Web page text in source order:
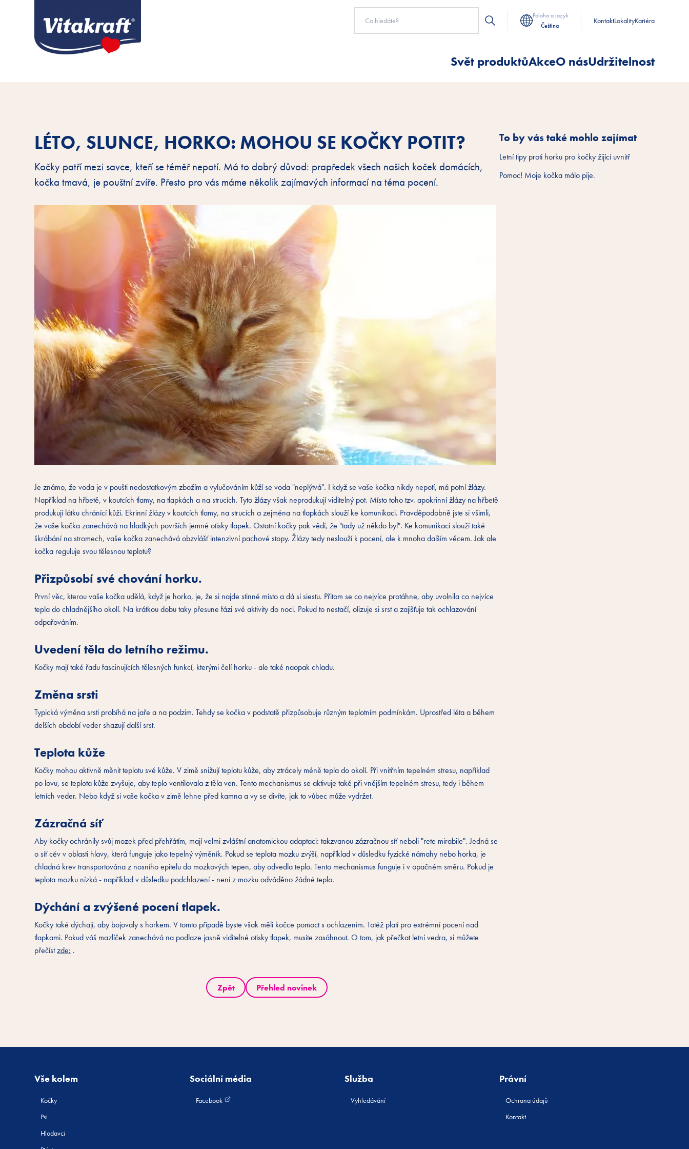
Poloha a jazyk
Čeština
KontaktLokalityKariéra
Svět produktůAkceO násUdržitelnost
LÉTO, SLUNCE, HORKO: MOHOU SE KOČKY POTIT?
Kočky patří mezi savce, kteří se téměř nepotí. Má to dobrý důvod: prapředek všech našich koček domácích,
kočka tmavá, je pouštní zvíře. Přesto pro vás máme několik zajímavých informací na téma pocení.
Je známo, že voda je v poušti nedostatkovým zbožím a vylučováním kůží se voda "neplýtvá". I když se vaše kočka nikdy nepotí, má potní žlázy.
Například na hřbetě, v koutcích tlamy, na tlapkách a na strucích. Tyto žlázy však neprodukují viditelný pot. Místo toho tzv. apokrinní žlázy na hřbetě
produkují látku chránící kůži. Ekrinní žlázy v koutcích tlamy, na strucích a zejména na tlapkách slouží ke komunikaci. Pravděpodobně jste si všimli,
že vaše kočka zanechává na hladkých površích jemné otisky tlapek. Ostatní kočky pak vědí, že "tady už někdo byl". Ke komunikaci slouží také
škrábání na stromech, vaše kočka zanechává obzvlášť intenzivní pachové stopy. Žlázy tedy neslouží k pocení, ale k mnoha dalším věcem. Jak ale
kočka reguluje svou tělesnou teplotu?
Přizpůsobí své chování horku.
První věc, kterou vaše kočka udělá, když je horko, je, že si najde stinné místo a dá si siestu. Přitom se co nejvíce protáhne, aby uvolnila co nejvíce
tepla do chladnějšího okolí. Na krátkou dobu taky přesune fázi své aktivity do noci. Pokud to nestačí, olizuje si srst a zajišťuje tak ochlazování
odpařováním.
Uvedení těla do letního režimu.
Kočky mají také řadu fascinujících tělesných funkcí, kterými čelí horku - ale také naopak chladu.
Změna srsti
Typická výměna srsti probíhá na jaře a na podzim. Tehdy se kočka v podstatě přizpůsobuje různým teplotním podmínkám. Uprostřed léta a během
delších období veder shazují další srst.
Teplota kůže
Kočky mohou aktivně měnit teplotu své kůže. V zimě snižují teplotu kůže, aby ztrácely méně tepla do okolí. Při vnitřním tepelném stresu, například
po lovu, se teplota kůže zvyšuje, aby teplo ventilovala z těla ven. Tento mechanismus se aktivuje také při vnějším tepelném stresu, tedy i během
letních veder. Nebo když si vaše kočka v zimě lehne před kamna a vy se divíte, jak to vůbec může vydržet.
Zázračná síť
Aby kočky ochránily svůj mozek před přehřátím, mají velmi zvláštní anatomickou adaptaci: takzvanou zázračnou síť neboli "rete mirabile". Jedná se
o síť cév v oblasti hlavy, která funguje jako tepelný výměník. Pokud se teplota mozku zvýší, například v důsledku fyzické námahy nebo horka, je
chladná krev transportována z nosního epitelu do mozkových tepen, aby odvedla teplo. Tento mechanismus funguje i v opačném směru. Pokud je
teplota mozku nízká - například v důsledku podchlazení - není z mozku odváděno žádné teplo.
Dýchání a zvýšené pocení tlapek.
Kočky také dýchají, aby bojovaly s horkem. V tomto případě byste však měli kočce pomoct s ochlazením. Totéž platí pro extrémní pocení nad
tlapkami. Pokud váš mazlíček zanechává na podlaze jasně viditelné otisky tlapek, musíte zasáhnout. O tom, jak přečkat letní vedra, si můžete
přečístzde: .
Zpět Přehled novinek
To by vás také mohlo zajímat
Letní tipy proti horku pro kočky žijící uvnitř
Pomoc! Moje kočka málo pije.
Vše kolem
Kočky
Psi
Hlodavci
Sociální média
Facebook
Služba
Vyhledávání
Právní
Ochrana údajů
Kontakt